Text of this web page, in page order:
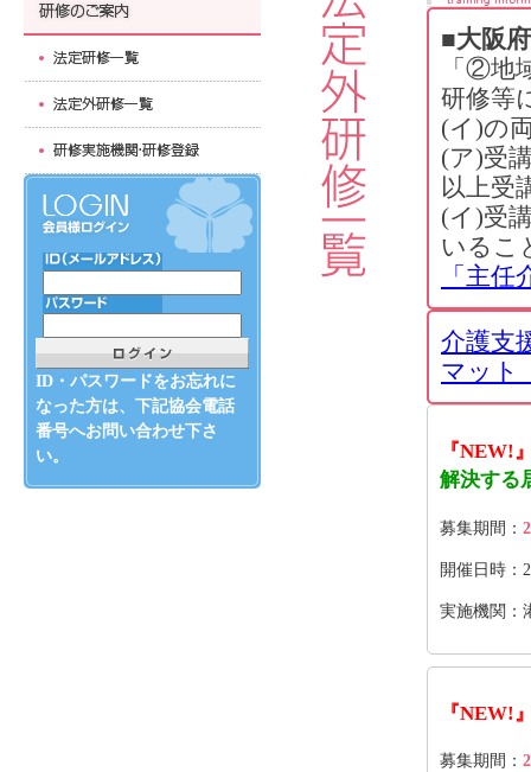
ID・パスワードをお忘れに
なった方は、下記協会電話
番号へお問い合わせ下さ
い。
■大阪
「②地
研修等
(イ)の
(ア)受
以上受
(イ)受
いるこ
「主
介護支
マット
『NEW!
解決する
募集期間：
開催日時：
実施機関：
『NEW!
募集期間：